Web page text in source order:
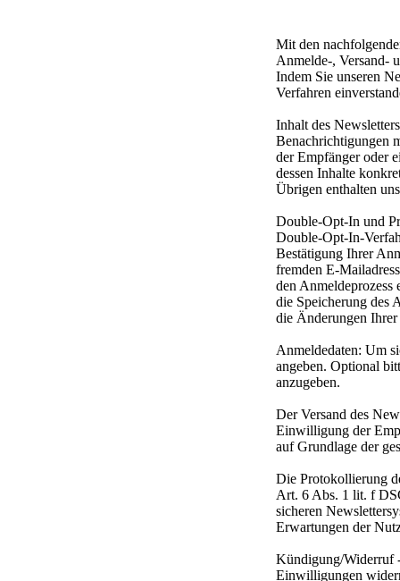
Mit den
Anmelde-, Versand-
Indem Sie unseren
Verfahren
Inhalt des
Benachrichtigungen
der Empfänger oder
dessen Inhalte
Übrigen enthalten
Double-Opt-In und
Double-Opt-In-
Bestätigung Ihrer
fremden E-
den Anmeldeprozess
die Speicherung des
die Änderungen Ihrer
Anmeldedaten: Um
angeben. Optional
anzugeben.
Der Versand des
Einwilligung der
auf Grundlage der
Die Protokollierung
Art. 6 Abs. 1 lit. f
sicheren
Erwartungen der
Kündigung/Widerruf
Einwilligungen